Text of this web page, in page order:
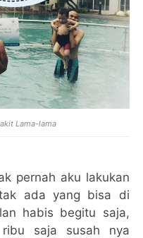
Lama-lama
pernah aku lakukan
ada yang bisa di
habis begitu saja,
saja susah nya